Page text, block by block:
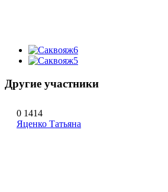
Другие участники
0 1414
Яценко Татьяна